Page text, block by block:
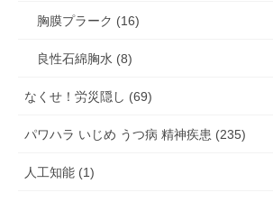
胸膜プラーク (16)
良性石綿胸水 (8)
なくせ！労災隠し (69)
パワハラ いじめ うつ病 精神疾患 (235)
人工知能 (1)